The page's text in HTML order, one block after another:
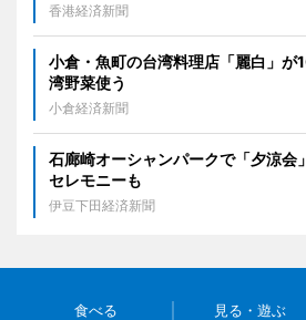
香港経済新聞
小倉・魚町の台湾料理店「麗白」
湾野菜使う
小倉経済新聞
石廊崎オーシャンパークで「夕涼
セレモニーも
伊豆下田経済新聞
食べる 見る・遊ぶ